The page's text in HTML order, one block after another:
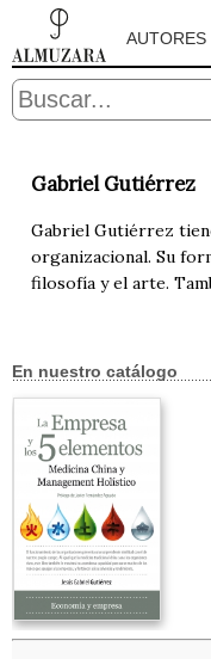
AUTORES
Gabriel Gutiérrez
Gabriel Gutiérrez
organizacional. Su
filosofía y el arte.
En nuestro catálogo